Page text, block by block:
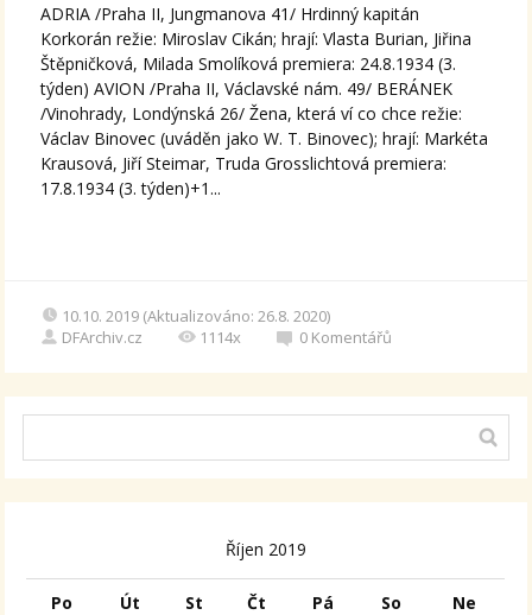
ADRIA /Praha II, Jungmanova 41/ Hrdinný kapitán
Korkorán režie: Miroslav Cikán; hrají: Vlasta Burian, Jiřina
Štěpničková, Milada Smolíková premiera: 24.8.1934 (3.
týden) AVION /Praha II, Václavské nám. 49/ BERÁNEK
/Vinohrady, Londýnská 26/ Žena, která ví co chce režie:
Václav Binovec (uváděn jako W. T. Binovec); hrají: Markéta
Krausová, Jiří Steimar, Truda Grosslichtová premiera:
17.8.1934 (3. týden)+1...
10.10. 2019 (Aktualizováno: 26.8. 2020)
DFArchiv.cz
1114x 0 Komentářů
Říjen 2019
Po Út St Čt Pá So Ne